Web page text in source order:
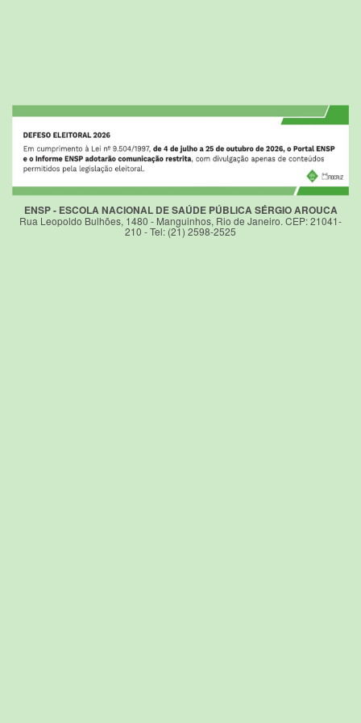
ENSP - ESCOLA NACIONAL DE SAÚDE PÚBLICA SÉRGIO AROUCA
Rua Leopoldo Bulhões, 1480 - Manguinhos, Rio de Janeiro. CEP: 21041-
210 - Tel: (21) 2598-2525